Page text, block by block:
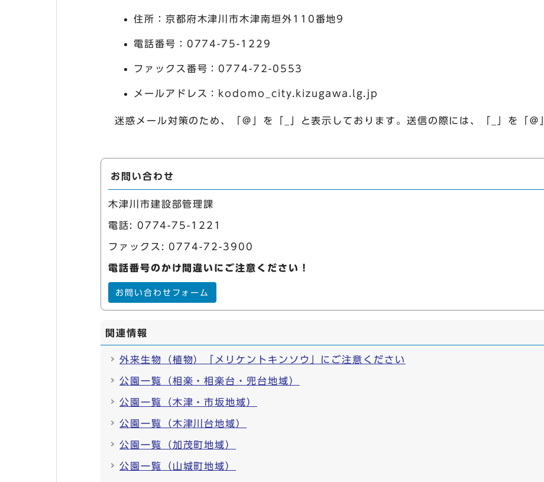
住所：京都府木津川市木津南垣外110番地9
電話番号：0774-75-1229
ファックス番号：0774-72-0553
メールアドレス：kodomo_city.kizugawa.lg.jp
迷惑メール対策のため、「＠」を「_」と表示しております。送信の際には、「_」を「＠
お問い合わせ
木津川市建設部管理課
電話: 0774-75-1221
ファックス: 0774-72-3900
電話番号のかけ間違いにご注意ください！
お問い合わせフォーム
関連情報
外来生物（植物）「メリケントキンソウ」にご注意ください
公園一覧（相楽・相楽台・兜台地域）
公園一覧（木津・市坂地域）
公園一覧（木津川台地域）
公園一覧（加茂町地域）
公園一覧（山城町地域）